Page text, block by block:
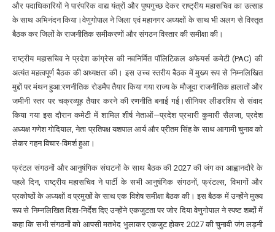
और पदाधिकारियों ने पारंपरिक वाद्य यंत्रों और पुष्पगुच्छ देकर राष्ट्रीय महासचिव का उत्साह
के साथ अभिनंदन किया।वेणुगोपाल ने जिला एवं महानगर अध्यक्षों के साथ भी अलग से विस्तृत
बैठक कर जिलों के राजनीतिक समीकरणों और संगठन विस्तार की समीक्षा की।
राष्ट्रीय महासचिव ने प्रदेश कांग्रेस की नवनिर्मित पॉलिटिकल अफेयर्स कमेटी (PAC) की
अत्यंत महत्वपूर्ण बैठक की अध्यक्षता की। इस उच्च स्तरीय बैठक में मुख्य रूप से निम्नलिखित
मुद्दों पर मंथन हुआ:रणनीतिक रोडमैप तैयार किया गया राज्य के मौजूदा राजनीतिक हालातों और
जमीनी स्तर पर चक्रव्यूह तैयार करने की रणनीति बनाई गई।सीनियर लीडरशिप से संवाद
किया गया इस दौरान कमेटी में शामिल शीर्ष नेताओं—प्रदेश प्रभारी कुमारी सैलजा, प्रदेश
अध्यक्ष गणेश गोदियाल, नेता प्रतिपक्ष यशपाल आर्य और प्रीतम सिंह के साथ आगामी चुनाव को
लेकर गहन विचार-विमर्श हुआ।
फ्रंटल संगठनों और आनुषंगिक संघटनों के साथ बैठक की 2027 की जंग का आह्वानदौरे के
पहले दिन, राष्ट्रीय महासचिव ने पार्टी के सभी आनुषंगिक संगठनों, फ्रंटल्स, विभागों और
प्रकोष्ठों के अध्यक्षों व प्रमुखों के साथ एक विशेष समीक्षा बैठक की। इस बैठक में उन्होंने मुख्य
रूप से निम्नलिखित दिशा-निर्देश दिए उन्होंने एकजुटता पर जोर दिया वेणुगोपाल ने स्पष्ट शब्दों में
कहा कि सभी संगठनों को आपसी मतभेद भुलाकर एकजुट होकर 2027 की चुनावी जंग लड़नी